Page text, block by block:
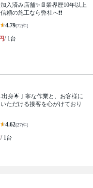
入済み店舗✨📄業界歴10年以上
頼の施工なら弊社へ❗❗
4.79(72件)
/ 1台
出身🌟丁寧な作業と、お客様に
ただける接客を心がけており
4.62(27件)
/ 1台